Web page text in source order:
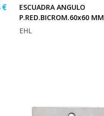
€
ESCUADRA ANGULO
P.RED.BICROM.60x60 MM
EHL